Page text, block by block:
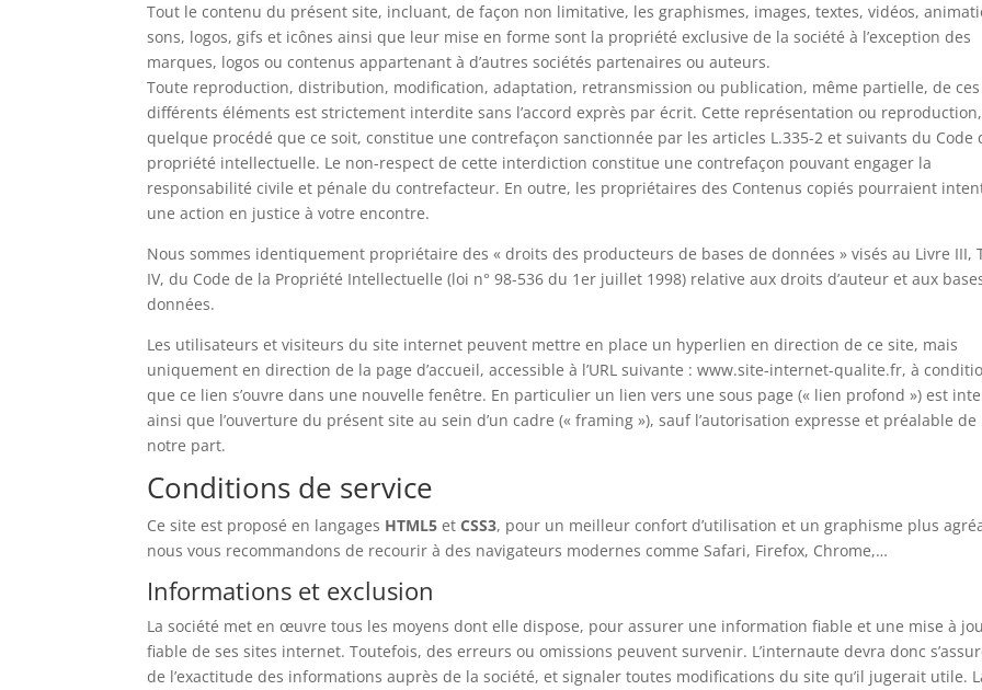
Tout le contenu du présent site, incluant, de façon non limitative, les graphismes, images, textes, vidéos,
sons, logos, gifs et icônes ainsi que leur mise en forme sont la propriété exclusive de la société à l’exception des
marques, logos ou contenus appartenant à d’autres sociétés partenaires ou auteurs.
Toute reproduction, distribution, modification, adaptation, retransmission ou publication, même partielle, de ces
différents éléments est strictement interdite sans l’accord exprès par écrit. Cette représentation ou
quelque procédé que ce soit, constitue une contrefaçon sanctionnée par les articles L.335-2 et suivants du Code
propriété intellectuelle. Le non-respect de cette interdiction constitue une contrefaçon pouvant engager la
responsabilité civile et pénale du contrefacteur. En outre, les propriétaires des Contenus copiés pourraient
une action en justice à votre encontre.
Nous sommes identiquement propriétaire des « droits des producteurs de bases de données » visés au Livre III,
IV, du Code de la Propriété Intellectuelle (loi n° 98-536 du 1er juillet 1998) relative aux droits d’auteur et aux
données.
Les utilisateurs et visiteurs du site internet peuvent mettre en place un hyperlien en direction de ce site, mais
uniquement en direction de la page d’accueil, accessible à l’URL suivante : www.site-internet-qualite.fr, à
que ce lien s’ouvre dans une nouvelle fenêtre. En particulier un lien vers une sous page (« lien profond ») est
ainsi que l’ouverture du présent site au sein d’un cadre (« framing »), sauf l’autorisation expresse et préalable de
notre part.
Conditions de service
Ce site est proposé en langages HTML5etCSS3, pour un meilleur confort d’utilisation et un graphisme plus
nous vous recommandons de recourir à des navigateurs modernes comme Safari, Firefox, Chrome,…
Informations et exclusion
La société met en œuvre tous les moyens dont elle dispose, pour assurer une information fiable et une mise à
fiable de ses sites internet. Toutefois, des erreurs ou omissions peuvent survenir. L’internaute devra donc
de l’exactitude des informations auprès de la société, et signaler toutes modifications du site qu’il jugerait utile.